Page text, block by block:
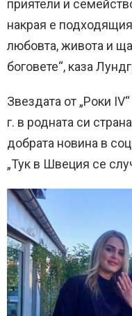
приятели и
накрая е
любовта, живота и
боговете“, каза
Звездата от „Роки
г. в родната си
добрата новина в
„Тук в Швеция се